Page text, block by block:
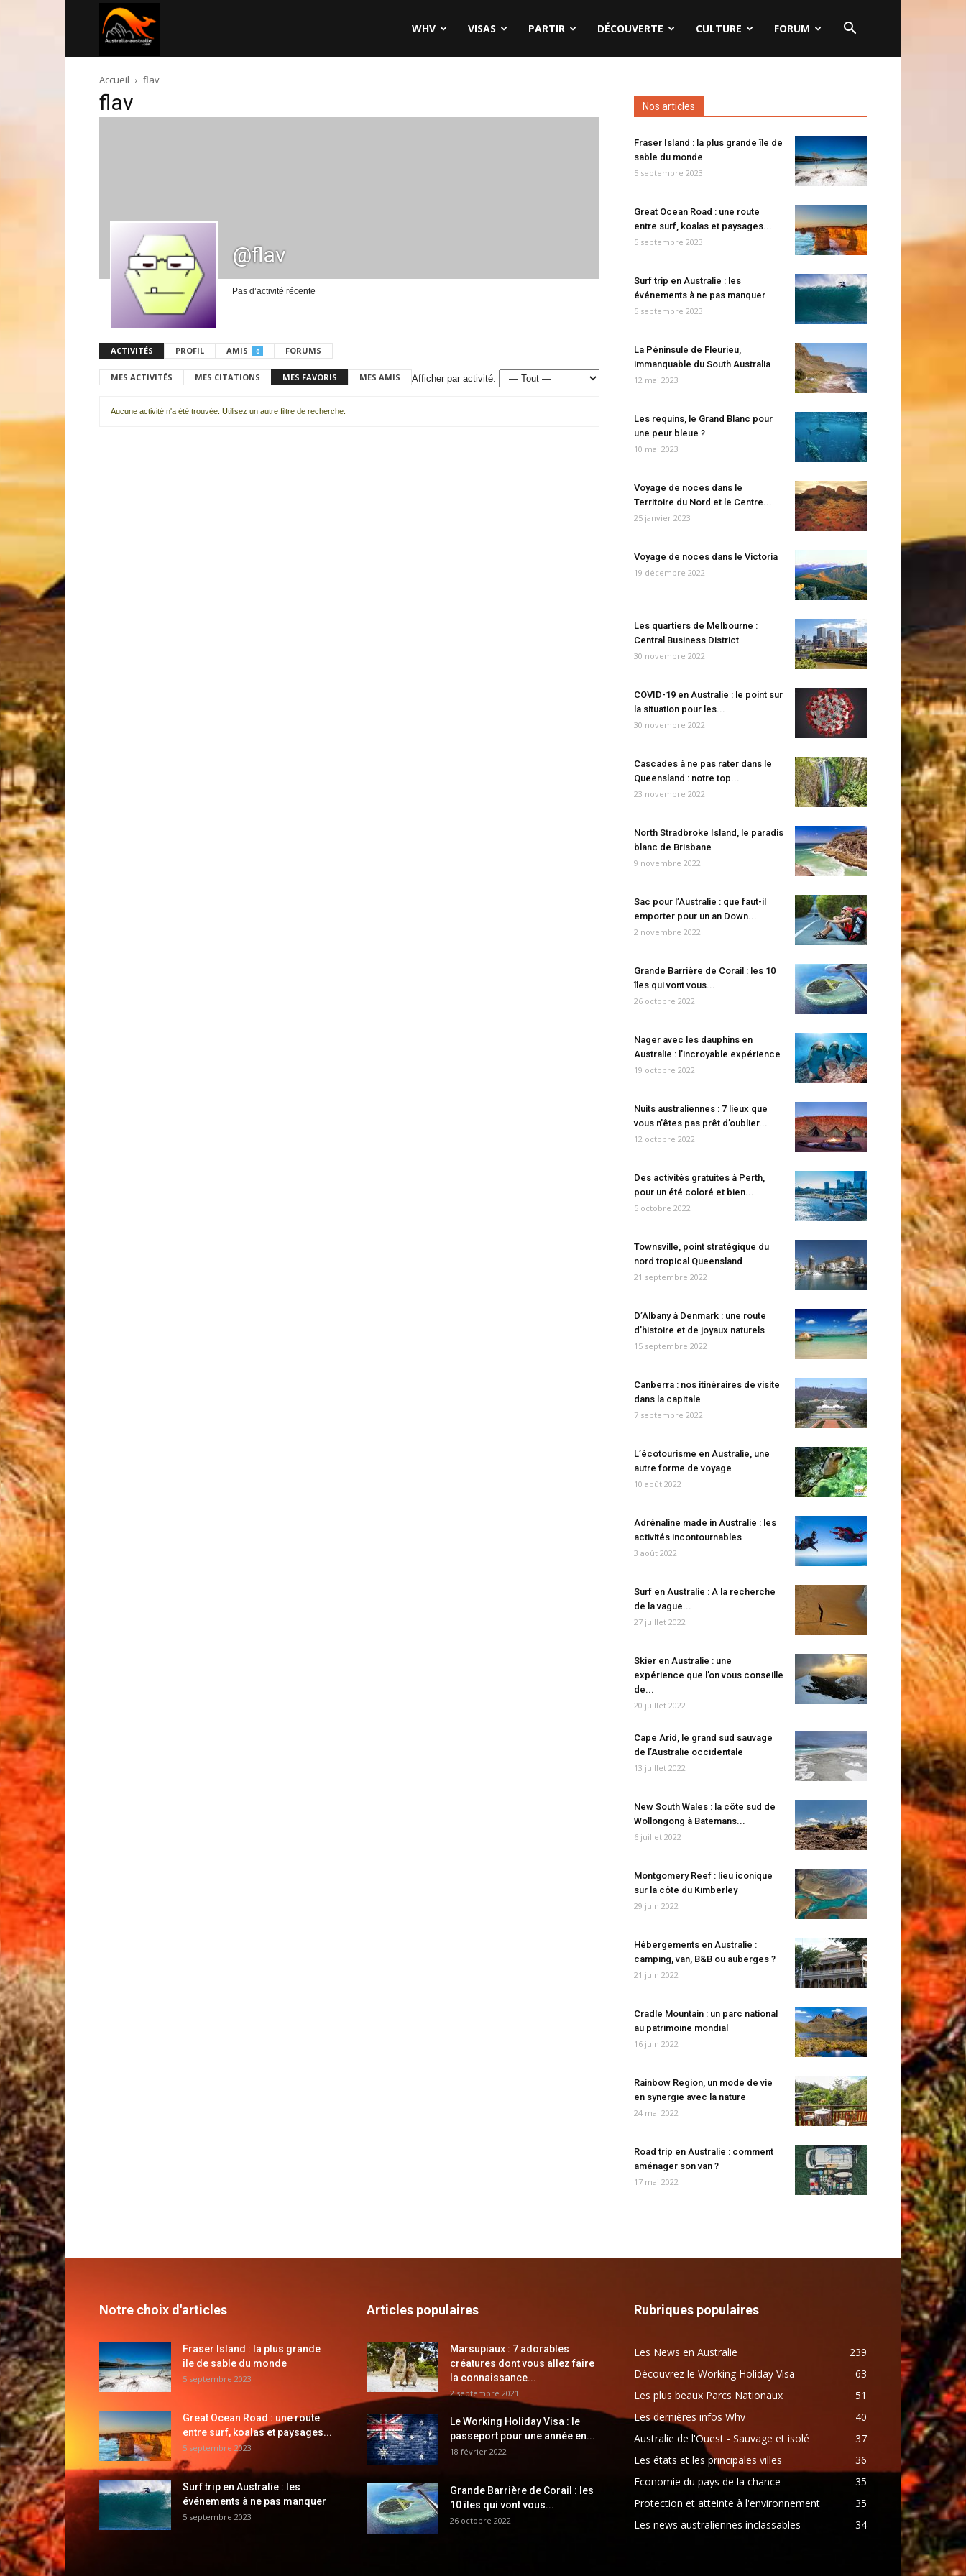
WHV VISAS PARTIR DÉCOUVERTE CULTURE FORUM
Accueil flav
flav
@flav
Pas d’activité récente
ACTIVITÉS PROFIL AMIS 0 FORUMS
MES ACTIVITÉS MES CITATIONS MES FAVORIS MES AMIS Afficher par activité:
Aucune activité n'a été trouvée. Utilisez un autre filtre de recherche.
Nos articles
Fraser Island : la plus grande île de
sable du monde
5 septembre 2023
Great Ocean Road : une route
entre surf, koalas et paysages...
5 septembre 2023
Surf trip en Australie : les
événements à ne pas manquer
5 septembre 2023
La Péninsule de Fleurieu,
immanquable du South Australia
12 mai 2023
Les requins, le Grand Blanc pour
une peur bleue ?
10 mai 2023
Voyage de noces dans le
Territoire du Nord et le Centre...
25 janvier 2023
Voyage de noces dans le Victoria
19 décembre 2022
Les quartiers de Melbourne :
Central Business District
30 novembre 2022
COVID-19 en Australie : le point sur
la situation pour les...
30 novembre 2022
Cascades à ne pas rater dans le
Queensland : notre top...
23 novembre 2022
North Stradbroke Island, le paradis
blanc de Brisbane
9 novembre 2022
Sac pour l’Australie : que faut-il
emporter pour un an Down...
2 novembre 2022
Grande Barrière de Corail : les 10
îles qui vont vous...
26 octobre 2022
Nager avec les dauphins en
Australie : l’incroyable expérience
19 octobre 2022
Nuits australiennes : 7 lieux que
vous n’êtes pas prêt d’oublier...
12 octobre 2022
Des activités gratuites à Perth,
pour un été coloré et bien...
5 octobre 2022
Townsville, point stratégique du
nord tropical Queensland
21 septembre 2022
D’Albany à Denmark : une route
d’histoire et de joyaux naturels
15 septembre 2022
Canberra : nos itinéraires de visite
dans la capitale
7 septembre 2022
L’écotourisme en Australie, une
autre forme de voyage
10 août 2022
Adrénaline made in Australie : les
activités incontournables
3 août 2022
Surf en Australie : A la recherche
de la vague...
27 juillet 2022
Skier en Australie : une
expérience que l’on vous conseille
de...
20 juillet 2022
Cape Arid, le grand sud sauvage
de l’Australie occidentale
13 juillet 2022
New South Wales : la côte sud de
Wollongong à Batemans...
6 juillet 2022
Montgomery Reef : lieu iconique
sur la côte du Kimberley
29 juin 2022
Hébergements en Australie :
camping, van, B&B ou auberges ?
21 juin 2022
Cradle Mountain : un parc national
au patrimoine mondial
16 juin 2022
Rainbow Region, un mode de vie
en synergie avec la nature
24 mai 2022
Road trip en Australie : comment
aménager son van ?
17 mai 2022
Notre choix d'articles
Fraser Island : la plus grande
île de sable du monde
5 septembre 2023
Great Ocean Road : une route
entre surf, koalas et paysages...
5 septembre 2023
Surf trip en Australie : les
événements à ne pas manquer
5 septembre 2023
Articles populaires
Marsupiaux : 7 adorables
créatures dont vous allez faire
la connaissance...
2 septembre 2021
Le Working Holiday Visa : le
passeport pour une année en...
18 février 2022
Grande Barrière de Corail : les
10 îles qui vont vous...
26 octobre 2022
Rubriques populaires
Les News en Australie
239
Découvrez le Working Holiday Visa
63
Les plus beaux Parcs Nationaux
51
Les dernières infos Whv
40
Australie de l'Ouest - Sauvage et isolé
37
Les états et les principales villes
36
Economie du pays de la chance
35
Protection et atteinte à l'environnement
35
Les news australiennes inclassables
34